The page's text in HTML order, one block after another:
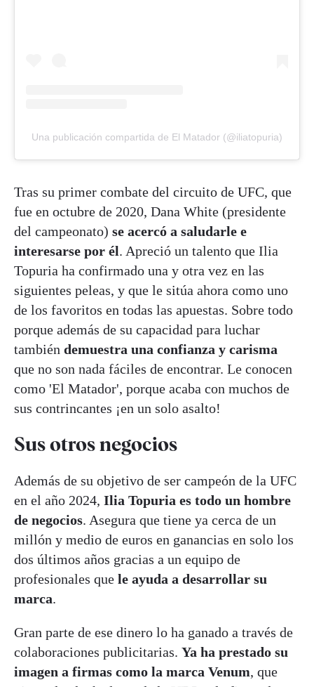
Una publicación compartida de El Matador (@iliatopuria)
Tras su primer combate del circuito de UFC, que
fue en octubre de 2020, Dana White (presidente
del campeonato) se acercó a saludarle e
interesarse por él. Apreció un talento que Ilia
Topuria ha confirmado una y otra vez en las
siguientes peleas, y que le sitúa ahora como uno
de los favoritos en todas las apuestas. Sobre todo
porque además de su capacidad para luchar
también demuestra una confianza y carisma
que no son nada fáciles de encontrar. Le conocen
como 'El Matador', porque acaba con muchos de
sus contrincantes ¡en un solo asalto!
Sus otros negocios
Además de su objetivo de ser campeón de la UFC
en el año 2024, Ilia Topuria es todo un hombre
de negocios. Asegura que tiene ya cerca de un
millón y medio de euros en ganancias en solo los
dos últimos años gracias a un equipo de
profesionales que le ayuda a desarrollar su
marca.
Gran parte de ese dinero lo ha ganado a través de
colaboraciones publicitarias. Ya ha prestado su
imagen a firmas como la marca Venum, que